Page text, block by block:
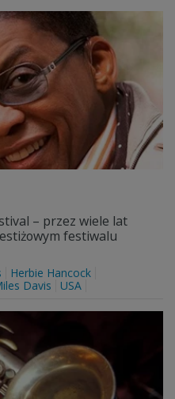
– przez wiele lat
festiwalu
Herbie Hancock
Davis USA